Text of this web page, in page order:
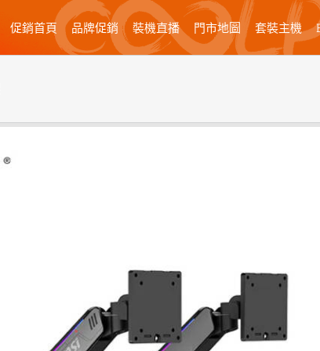
促銷首頁 品牌促銷 裝機直播 門市地圖 套裝主機